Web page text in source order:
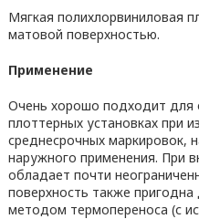
Мягкая полихлорвиниловая
матовой поверхностью.
Применение
Очень хорошо подходит для
плоттерных установках при
среднесрочных маркировок,
наружного применения. При
обладает почти
поверхность также
методом термопереноса (с